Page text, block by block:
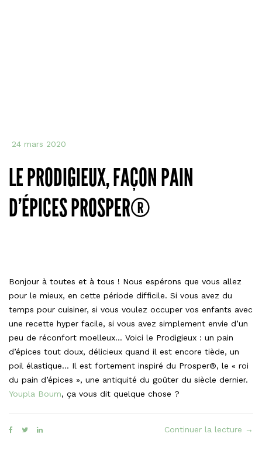
24 mars 2020
LE PRODIGIEUX, FAÇON PAIN
D’ÉPICES PROSPER®
Bonjour à toutes et à tous ! Nous espérons que vous allez
pour le mieux, en cette période difficile. Si vous avez du
temps pour cuisiner, si vous voulez occuper vos enfants avec
une recette hyper facile, si vous avez simplement envie d’un
peu de réconfort moelleux… Voici le Prodigieux : un pain
d’épices tout doux, délicieux quand il est encore tiède, un
poil élastique… Il est fortement inspiré du Prosper®, le « roi
du pain d’épices », une antiquité du goûter du siècle dernier.
Youpla Boum, ça vous dit quelque chose ?
Continuer la lecture « Le
→